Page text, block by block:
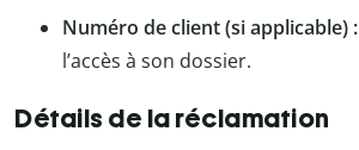
Numéro de client (si applicable) :
l’accès à son dossier.
Détails de la réclamation